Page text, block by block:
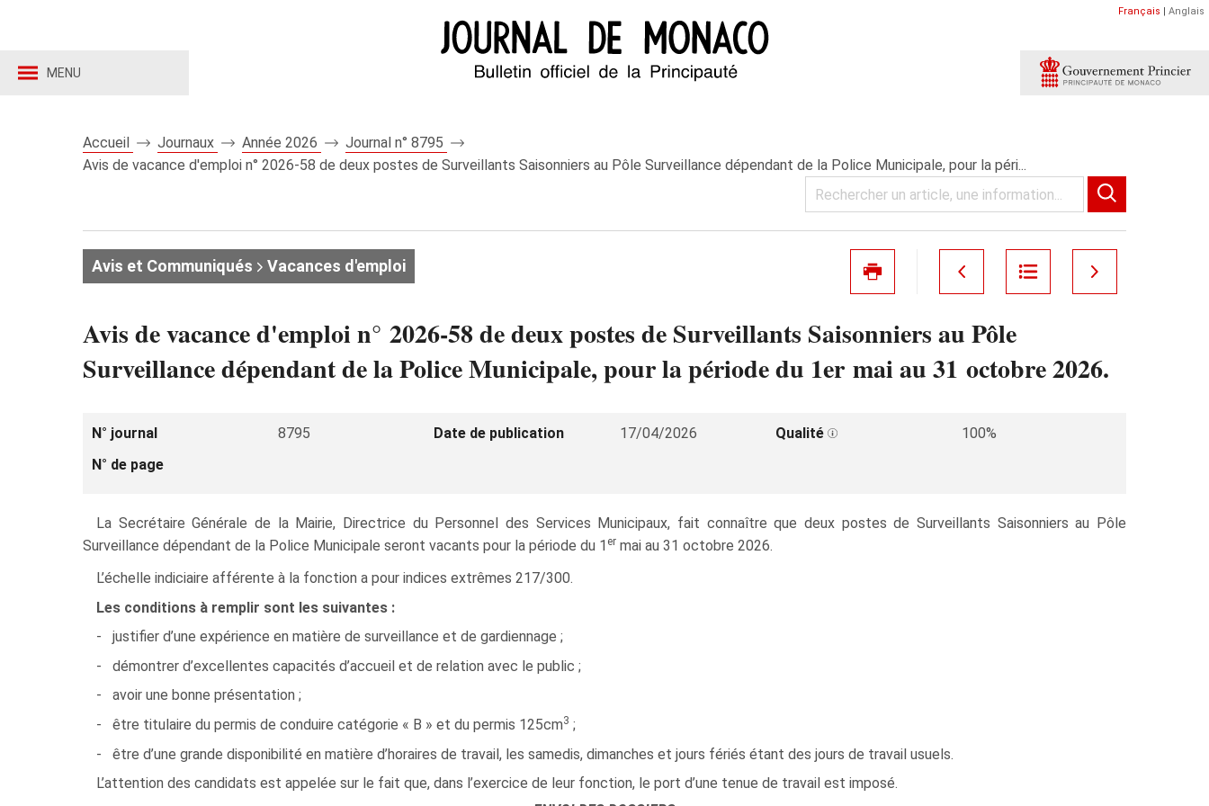
MENU
Français | Anglais
Accueil Journaux Année 2026
Journal n° 8795
Avis de vacance d'emploi n° 2026‑58 de deux postes de Surveillants Saisonniers au Pôle Surveillance dépendant de la Police Municipale, pour la péri...
Avis et Communiqués Vacances d'emploi
Avis de vacance d'emploi n° 2026‑58 de deux postes de Surveillants Saisonniers au Pôle
Surveillance dépendant de la Police Municipale, pour la période du 1er mai au 31 octobre 2026.
N° journal 8795 Date de publication 17/04/2026 Qualité
100%
N° de page
La Secrétaire Générale de la Mairie, Directrice du Personnel des Services Municipaux, fait connaître que deux postes de Surveillants Saisonniers au Pôle
Surveillance dépendant de la Police Municipale seront vacants pour la période du 1 er mai au 31 octobre 2026.
L’échelle indiciaire afférente à la fonction a pour indices extrêmes 217/300.
Les conditions à remplir sont les suivantes :
- justifier d’une expérience en matière de surveillance et de gardiennage ;
- démontrer d’excellentes capacités d’accueil et de relation avec le public ;
- avoir une bonne présentation ;
- être titulaire du permis de conduire catégorie « B » et du permis 125cm3 ;
- être d’une grande disponibilité en matière d’horaires de travail, les samedis, dimanches et jours fériés étant des jours de travail usuels.
L’attention des candidats est appelée sur le fait que, dans l’exercice de leur fonction, le port d’une tenue de travail est imposé.